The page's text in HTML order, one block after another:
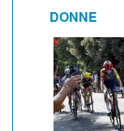
DONNE